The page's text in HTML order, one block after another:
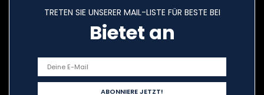
TRETEN SIE UNSERER MAIL-LISTE FÜR BESTE BEI
Bietet an